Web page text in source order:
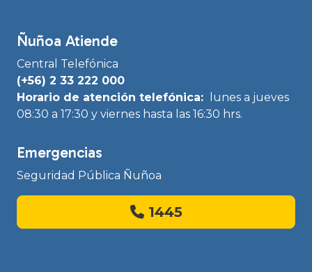
Ñuñoa Atiende
Central Telefónica
(+56) 2 33 222 000
Horario de atención telefónica:
lunes a jueves
08:30 a 17:30 y viernes hasta las 16:30 hrs.
Emergencias
Seguridad Pública Ñuñoa
1445